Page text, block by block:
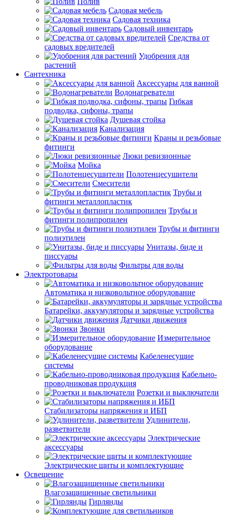
Садовая мебель
Садовая техника
Садовый инвентарь
Средства от
садовых вредителей
Удобрения для
растений
Сантехника
Аксессуары для ванной
Водонагреватели
Гибкая
подводка, сифоны, трапы
Душевая стойка
Канализация
Краны и резьбовые
фитинги
Люки ревизионные
Мойка
Полотенцесушители
Смесители
Трубы и
фитинги металлопластик
Трубы и
фитинги полипропилен
Трубы и фитинги
полиэтилен
Унитазы, биде и
писсуары
Фильтры для воды
Электротовары
Автоматика и низковольтное оборудование
Батарейки, аккумуляторы и зарядные устройства
Датчики движения
Звонки
Измерительное
оборудование
Кабеленесущие
системы
Кабельно-
проводниковая продукция
Розетки и выключатели
Стабилизаторы напряжения и ИБП
Удлинители,
разветвители
Электрические
аксессуары
Электрические щиты и комплектующие
Освещение
Влагозащищенные светильники
Гирлянды